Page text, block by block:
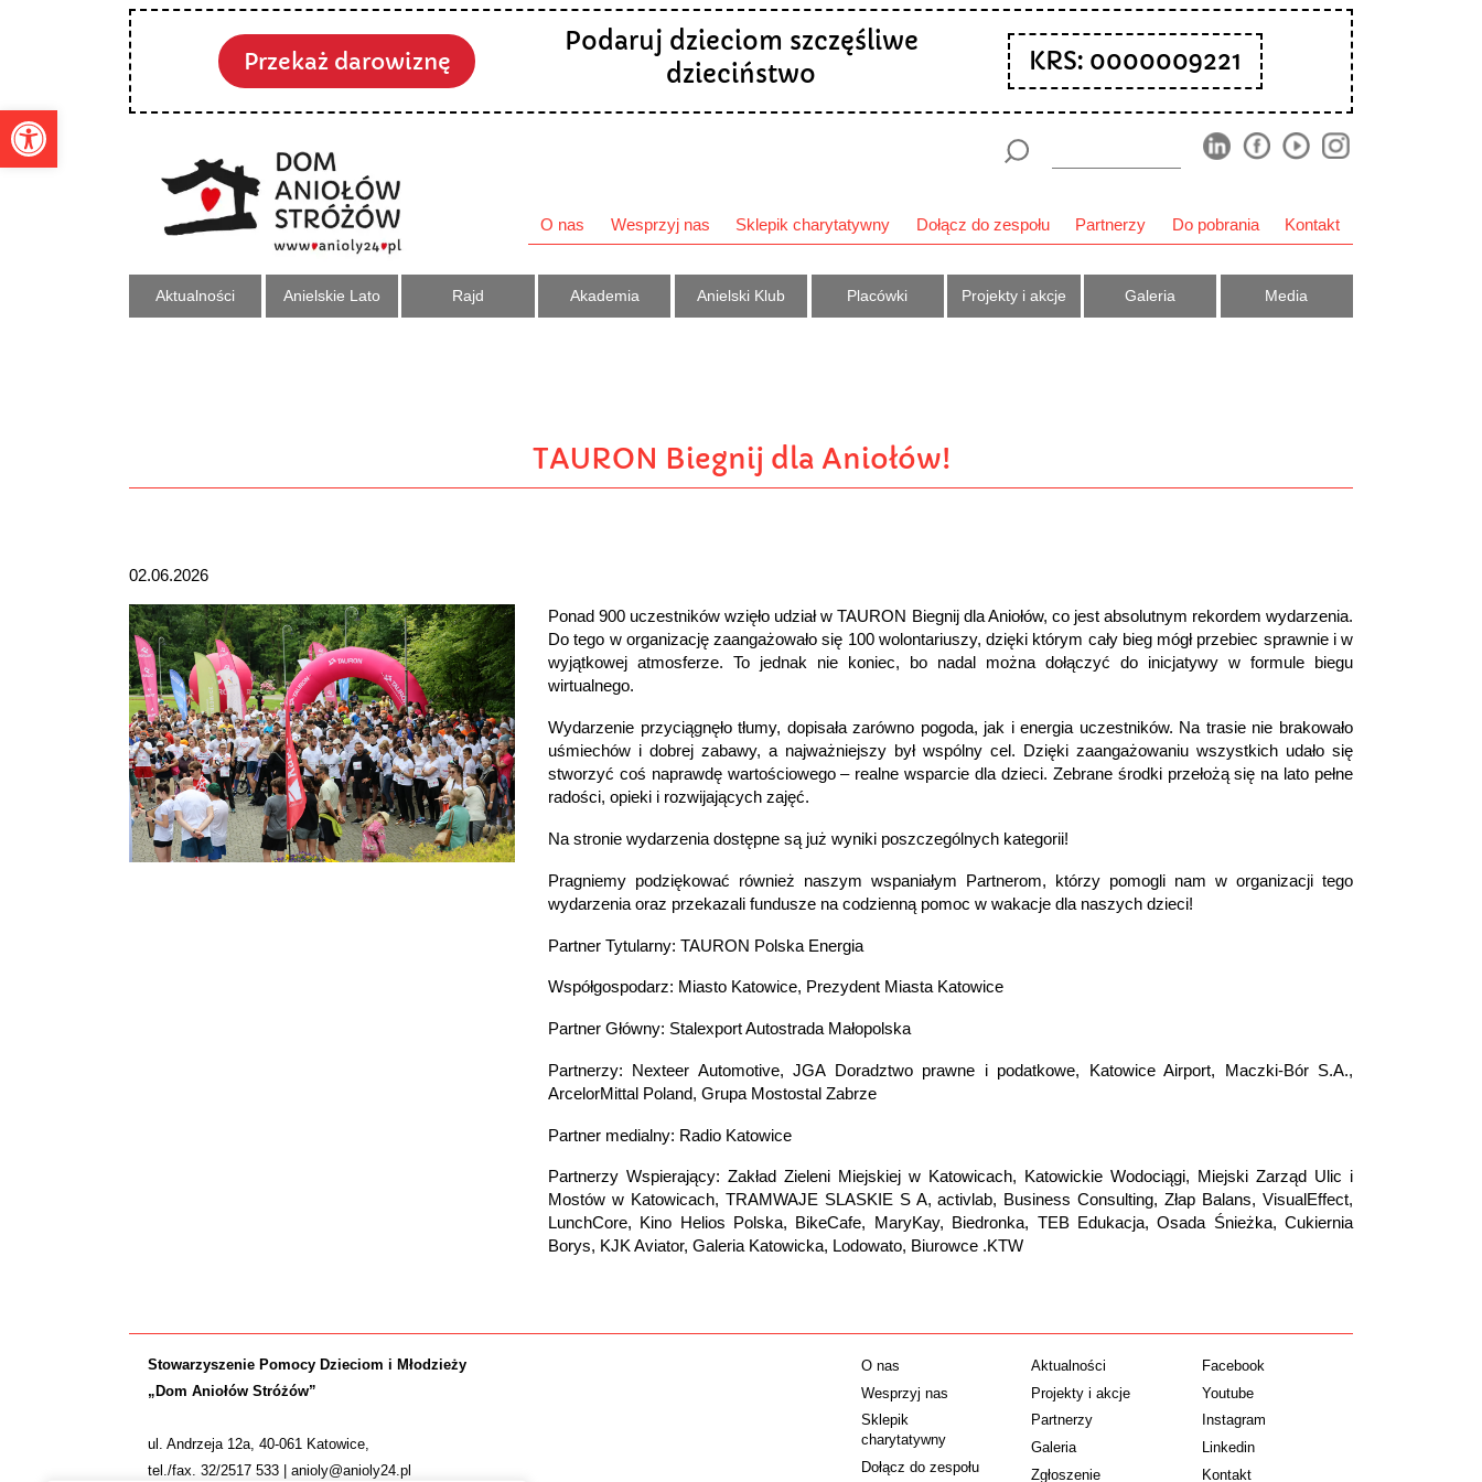
Otwórz pasek narzędzi
Przekaż darowiznę
Podaruj dzieciom szczęśliwe
dzieciństwo
KRS: 0000009221
O nas Wesprzyj nas Sklepik charytatywny Dołącz do zespołu Partnerzy Do pobrania Kontakt
Aktualności Anielskie Lato Rajd Akademia Anielski Klub Placówki Projekty i akcje Galeria Media
TAURON Biegnij dla Aniołów!
02.06.2026
Ponad 900 uczestników wzięło udział w TAURON Biegnij dla Aniołów, co jest absolutnym rekordem wydarzenia.
Do tego w organizację zaangażowało się 100 wolontariuszy, dzięki którym cały bieg mógł przebiec sprawnie i w
wyjątkowej atmosferze. To jednak nie koniec, bo nadal można dołączyć do inicjatywy w formule biegu
wirtualnego.
Wydarzenie przyciągnęło tłumy, dopisała zarówno pogoda, jak i energia uczestników. Na trasie nie brakowało
uśmiechów i dobrej zabawy, a najważniejszy był wspólny cel. Dzięki zaangażowaniu wszystkich udało się
stworzyć coś naprawdę wartościowego – realne wsparcie dla dzieci. Zebrane środki przełożą się na lato pełne
radości, opieki i rozwijających zajęć.
Na stronie wydarzenia dostępne są już wyniki poszczególnych kategorii!
Pragniemy podziękować również naszym wspaniałym Partnerom, którzy pomogli nam w organizacji tego
wydarzenia oraz przekazali fundusze na codzienną pomoc w wakacje dla naszych dzieci!
Partner Tytularny: TAURON Polska Energia
Współgospodarz: Miasto Katowice, Prezydent Miasta Katowice
Partner Główny: Stalexport Autostrada Małopolska
Partnerzy: Nexteer Automotive, JGA Doradztwo prawne i podatkowe, Katowice Airport, Maczki-Bór S.A.,
ArcelorMittal Poland, Grupa Mostostal Zabrze
Partner medialny: Radio Katowice
Partnerzy Wspierający: Zakład Zieleni Miejskiej w Katowicach, Katowickie Wodociągi, Miejski Zarząd Ulic i
Mostów w Katowicach, TRAMWAJE SLASKIE S A, activlab, Business Consulting, Złap Balans, VisualEffect,
LunchCore, Kino Helios Polska, BikeCafe, MaryKay, Biedronka, TEB Edukacja, Osada Śnieżka, Cukiernia
Borys, KJK Aviator, Galeria Katowicka, Lodowato, Biurowce .KTW
Stowarzyszenie Pomocy Dzieciom i Młodzieży
„Dom Aniołów Stróżów”
ul. Andrzeja 12a, 40-061 Katowice,
tel./fax. 32/2517 533 | anioly@anioly24.pl
O nas
Wesprzyj nas
Sklepik
charytatywny
Dołącz do zespołu
Aktualności
Projekty i akcje
Partnerzy
Galeria
Zgłoszenie
Facebook
Youtube
Instagram
Linkedin
Kontakt